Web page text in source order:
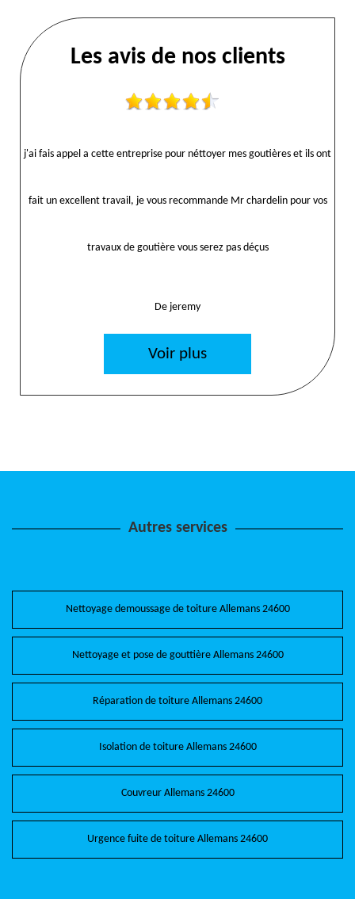
Les avis de nos clients
j'ai fais appel a cette entreprise pour néttoyer mes goutières et ils ont
fait un excellent travail, je vous recommande Mr chardelin pour vos
travaux de goutière vous serez pas déçus
De jeremy
Voir plus
Autres services
Nettoyage demoussage de toiture Allemans 24600
Nettoyage et pose de gouttière Allemans 24600
Réparation de toiture Allemans 24600
Isolation de toiture Allemans 24600
Couvreur Allemans 24600
Urgence fuite de toiture Allemans 24600